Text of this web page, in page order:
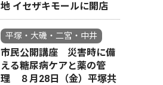
地 イセザキモールに開店
平塚・大磯・二宮・中井
市民公開講座 災害時に備
える糖尿病ケアと薬の管
理 ８月28日（金）平塚共